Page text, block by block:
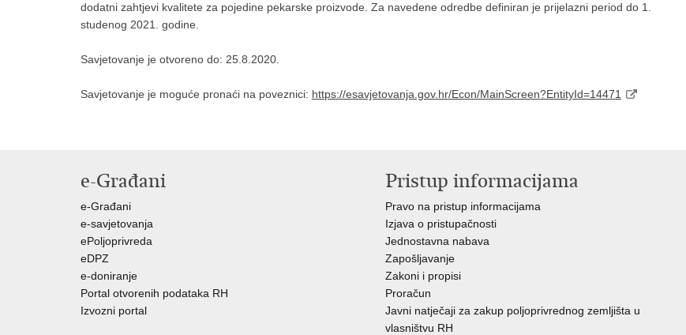
dodatni zahtjevi kvalitete za pojedine pekarske proizvode. Za navedene odredbe definiran je prijelazni period do 1.
studenog 2021. godine.
Savjetovanje je otvoreno do: 25.8.2020.
Savjetovanje je moguće pronaći na poveznici: https://esavjetovanja.gov.hr/Econ/MainScreen?EntityId=14471
e-Građani
e-Građani
e-savjetovanja
ePoljoprivreda
eDPZ
e-doniranje
Portal otvorenih podataka RH
Izvozni portal
Pristup informacijama
Pravo na pristup informacijama
Izjava o pristupačnosti
Jednostavna nabava
Zapošljavanje
Zakoni i propisi
Proračun
Javni natječaji za zakup poljoprivrednog zemljišta u
vlasništvu RH